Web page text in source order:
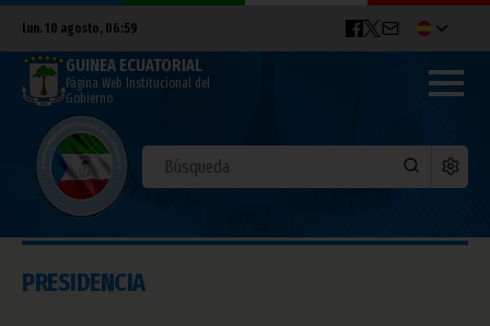
lun. 10 agosto, 06:59
GUINEA ECUATORIAL
Página Web Institucional del
Gobierno
PRESIDENCIA